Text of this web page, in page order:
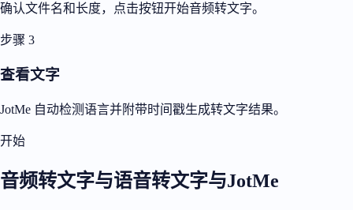
确认文件名和长度，点击按钮开始音频转文字。
步骤 3
查看文字
JotMe 自动检测语言并附带时间戳生成转文字结果。
开始
音频转文字与语音转文字与JotMe